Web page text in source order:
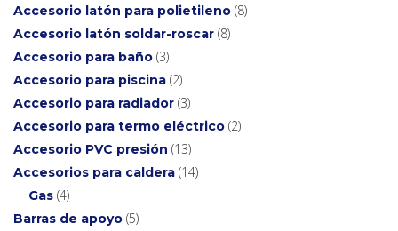
Accesorio latón para polietileno 8
Accesorio latón soldar-roscar 8
Accesorio para baño 3
Accesorio para piscina 2
Accesorio para radiador 3
Accesorio para termo eléctrico 2
Accesorio PVC presión 13
Accesorios para caldera 14
Gas 4
Barras de apoyo 5